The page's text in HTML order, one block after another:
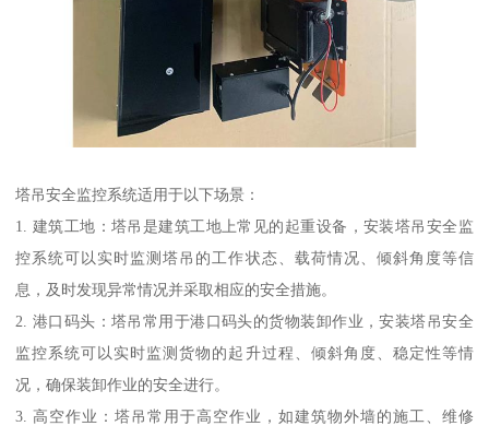
塔吊安全监控系统适用于以下场景：
1. 建筑工地：塔吊是建筑工地上常见的起重设备，安装塔吊安全监
控系统可以实时监测塔吊的工作状态、载荷情况、倾斜角度等信
息，及时发现异常情况并采取相应的安全措施。
2. 港口码头：塔吊常用于港口码头的货物装卸作业，安装塔吊安全
监控系统可以实时监测货物的起升过程、倾斜角度、稳定性等情
况，确保装卸作业的安全进行。
3. 高空作业：塔吊常用于高空作业，如建筑物外墙的施工、维修